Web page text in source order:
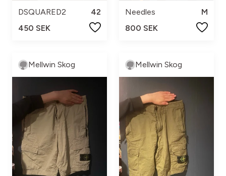
DSQUARED2
42
450 SEK
Needles
M
800 SEK
Mellwin Skog Mellwin Skog